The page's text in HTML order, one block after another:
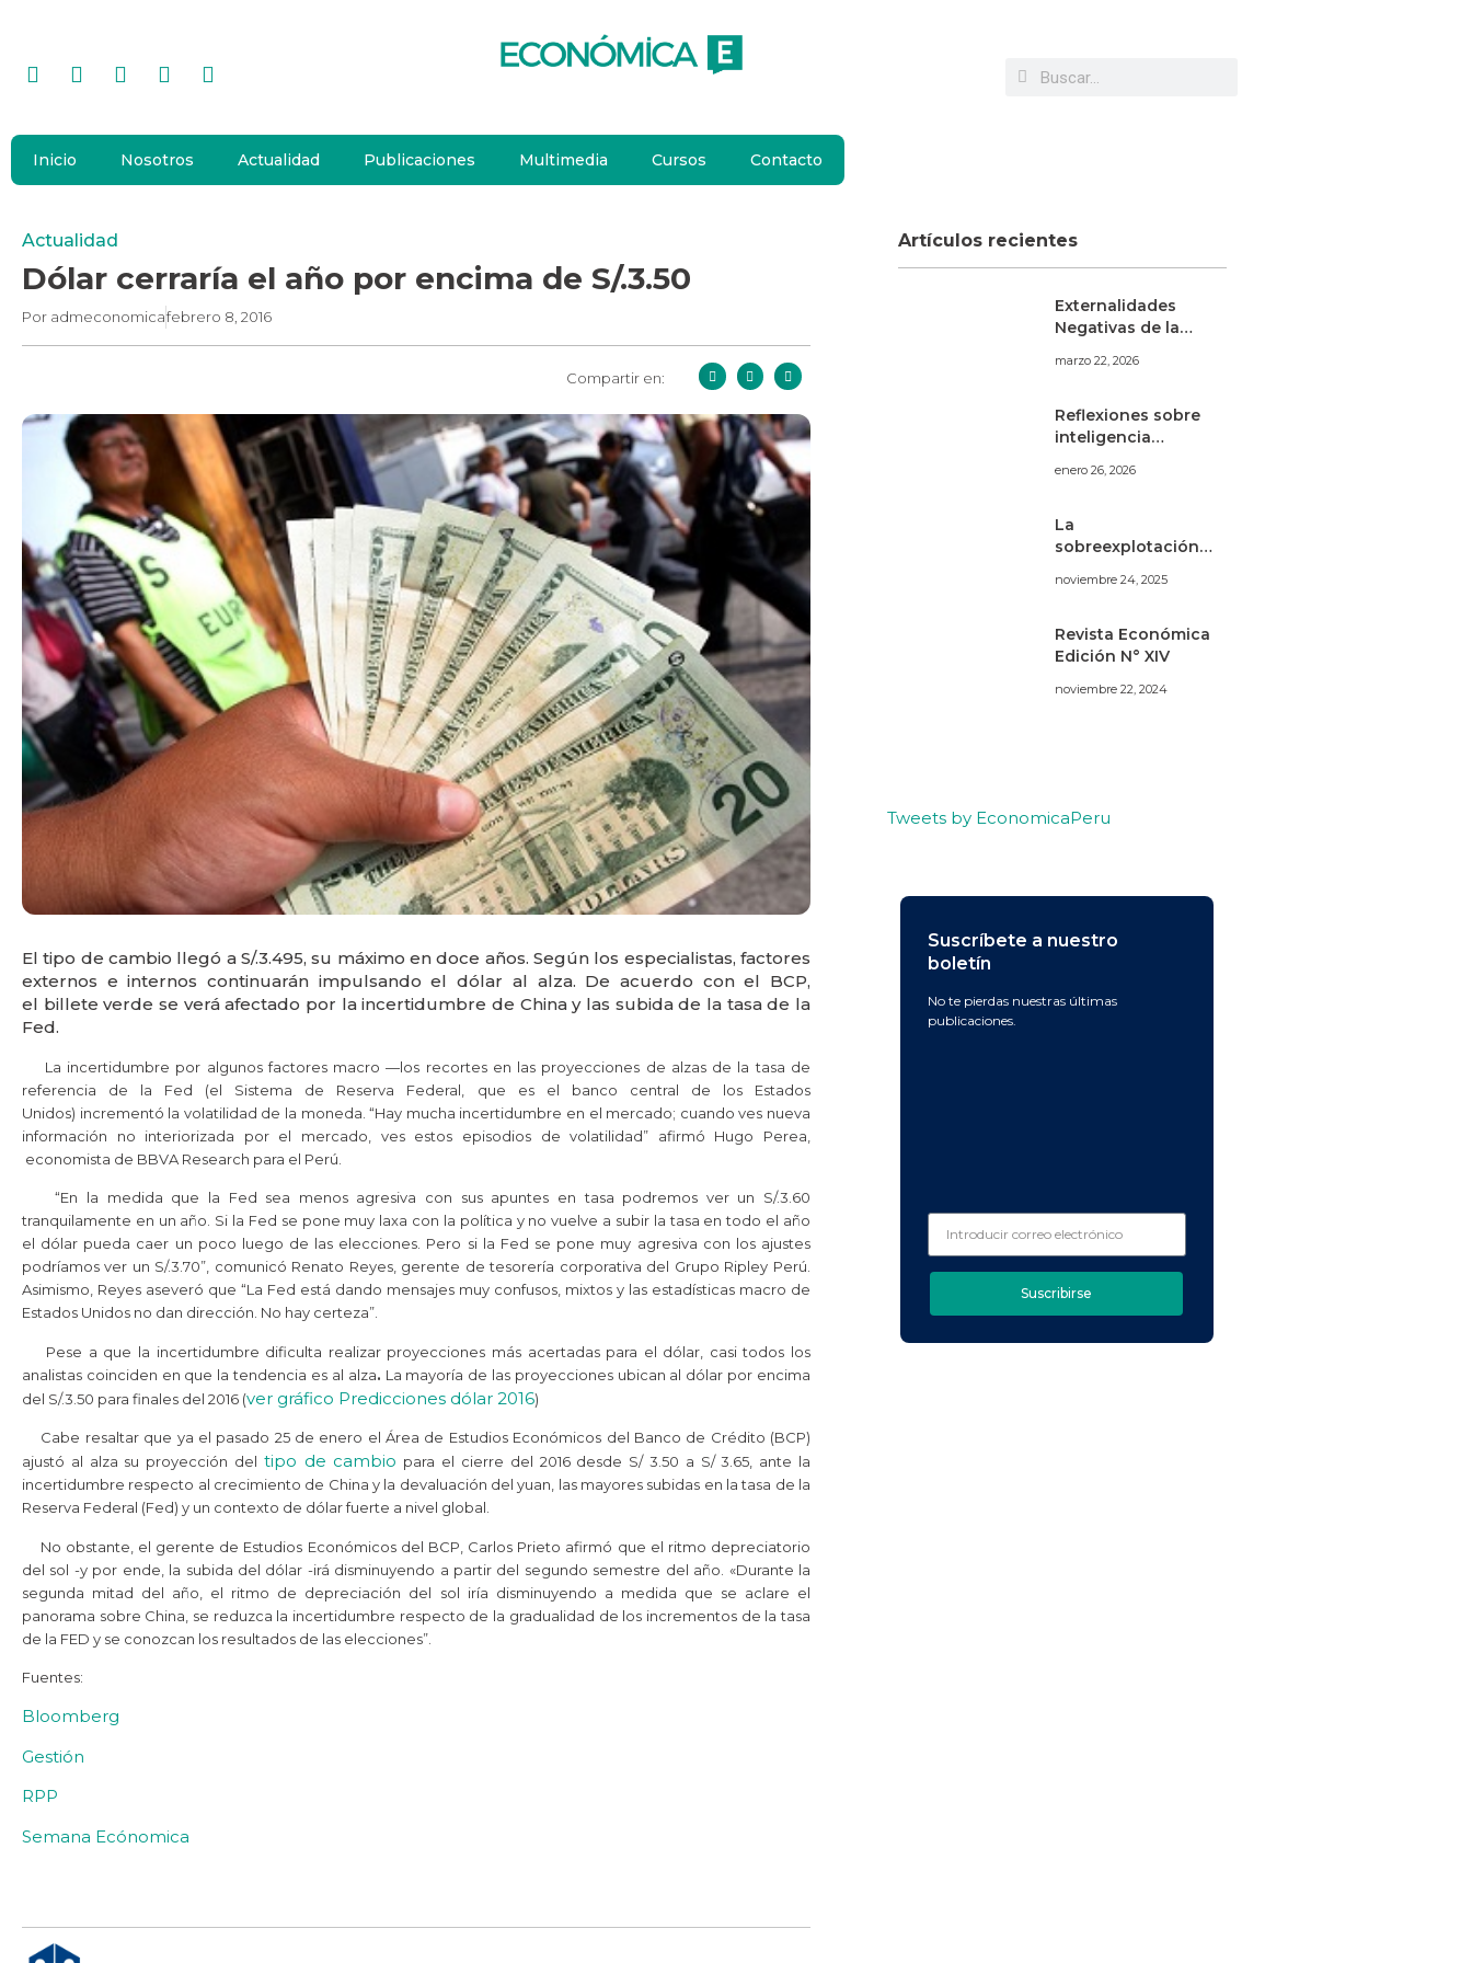
Inicio Nosotros Actualidad Publicaciones Multimedia Cursos Contacto
Actualidad
Dólar cerraría el año por encima de S/.3.50
Por admeconomicafebrero 8, 2016
Compartir en:
El tipo de cambio llegó a S/.3.495, su máximo en doce años. Según los especialistas, factores
externos e internos continuarán impulsando el dólar al alza. De acuerdo con el BCP,
el billete verde se verá afectado por la incertidumbre de China y las subida de la tasa de la
Fed.
La incertidumbre por algunos factores macro —los recortes en las proyecciones de alzas de la tasa de
referencia de la Fed (el Sistema de Reserva Federal, que es el banco central de los Estados
Unidos) incrementó la volatilidad de la moneda. “Hay mucha incertidumbre en el mercado; cuando ves nueva
información no interiorizada por el mercado, ves estos episodios de volatilidad” afirmó Hugo Perea,
economista de BBVA Research para el Perú.
“En la medida que la Fed sea menos agresiva con sus apuntes en tasa podremos ver un S/.3.60
tranquilamente en un año. Si la Fed se pone muy laxa con la política y no vuelve a subir la tasa en todo el año
el dólar pueda caer un poco luego de las elecciones. Pero si la Fed se pone muy agresiva con los ajustes
podríamos ver un S/.3.70”, comunicó Renato Reyes, gerente de tesorería corporativa del Grupo Ripley Perú.
Asimismo, Reyes aseveró que “La Fed está dando mensajes muy confusos, mixtos y las estadísticas macro de
Estados Unidos no dan dirección. No hay certeza”.
Pese a que la incertidumbre dificulta realizar proyecciones más acertadas para el dólar, casi todos los
analistas coinciden en que la tendencia es al alza. La mayoría de las proyecciones ubican al dólar por encima
del S/.3.50 para finales del 2016 (ver gráfico Predicciones dólar 2016)
Cabe resaltar que ya el pasado 25 de enero el Área de Estudios Económicos del Banco de Crédito (BCP)
ajustó al alza su proyección del tipo de cambio para el cierre del 2016 desde S/ 3.50 a S/ 3.65, ante la
incertidumbre respecto al crecimiento de China y la devaluación del yuan, las mayores subidas en la tasa de la
Reserva Federal (Fed) y un contexto de dólar fuerte a nivel global.
No obstante, el gerente de Estudios Económicos del BCP, Carlos Prieto afirmó que el ritmo depreciatorio
del sol -y por ende, la subida del dólar -irá disminuyendo a partir del segundo semestre del año. «Durante la
segunda mitad del año, el ritmo de depreciación del sol iría disminuyendo a medida que se aclare el
panorama sobre China, se reduzca la incertidumbre respecto de la gradualidad de los incrementos de la tasa
de la FED y se conozcan los resultados de las elecciones”.
Fuentes:
Bloomberg
Gestión
RPP
Semana Ecónomica
Artículos recientes
Externalidades
Negativas de la
Informal en Madre
marzo 22, 2026
Reflexiones sobre
inteligencia
laboral y artes
enero 26, 2026
La
sobreexplotación
Villacurí (Ica) bajo
economía
ecológica
noviembre 24, 2025
Revista Económica
Edición N° XIV
noviembre 22, 2024
Tweets by EconomicaPeru
Suscríbete a nuestro
boletín
No te pierdas nuestras últimas
publicaciones.
Suscribirse